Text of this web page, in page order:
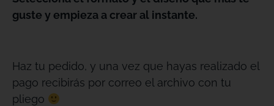
guste y empieza a crear al instante.
Haz tu pedido, y una vez que hayas realizado el
pago recibirás por correo el archivo con tu
pliego